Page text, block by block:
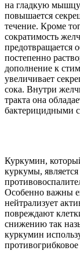
на гладкую мышцу
повышается
течение. Кроме
сократимость
предотвращается
постепенно
дополнение к
увеличивает
сока. Внутри
тракта она
бактерицидными
Куркумин,
куркумы,
Особенно важны
нейтрализует
повреждают
снижению так
куркумин